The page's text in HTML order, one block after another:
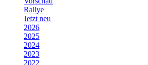
Rallye
Jetzt neu
2026
2025
2024
2023
2022